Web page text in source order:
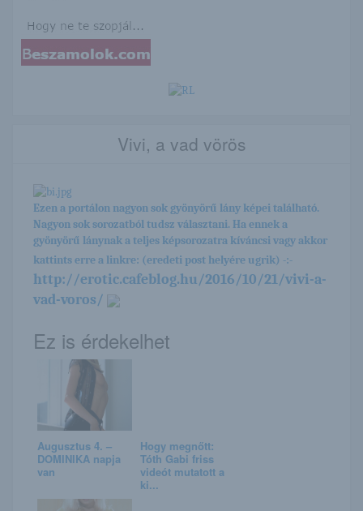
Vivi, a vad vörös
Ezen a portálon nagyon sok gyönyörű lány képei található.
Nagyon sok sorozatból tudsz választani. Ha ennek a
gyönyörű lánynak a teljes képsorozatra kíváncsi vagy akkor
kattints erre a linkre: (eredeti post helyére ugrik) -:-
http://erotic.cafeblog.hu/2016/10/21/vivi-a-
vad-voros/
Ez is érdekelhet
Augusztus 4. –
DOMINIKA napja
van
Hogy megnőtt:
Tóth Gabi friss
videót mutatott a
ki...